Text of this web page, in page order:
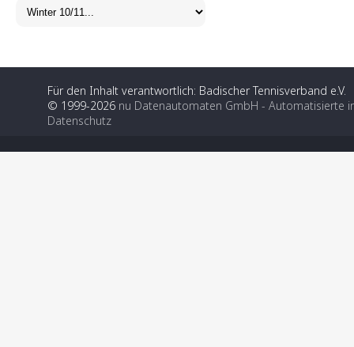
Für den Inhalt verantwortlich: Badischer Tennisverband e.V.
© 1999-2026 nu Datenautomaten GmbH - Automatisierte
Datenschutz